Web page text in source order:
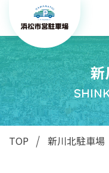
新
TOP 新川北駐車場